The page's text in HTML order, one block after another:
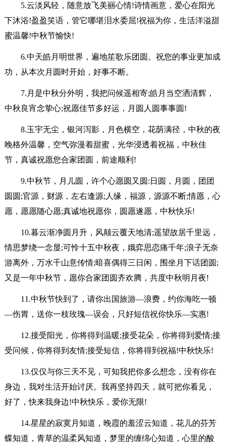
5.云淡风轻，随意放飞美丽心情!诗情画意，爱心在阳光
下沐浴!盈盈笑语，管它哪堪泪水委屈!祝福为你，生活洋溢甜
蜜温馨!中秋节愉快!
6.中天皓月明世界，遍地笙歌乐团圆。祝您的事业更加成
功，从本次月圆时开始，好事不断。
7.月是中秋分外明，我把问候遥相寄;皓月当空洒清辉，
中秋良宵念挚心;祝愿佳节多好运，月圆人圆事事圆!
8.玉宇无尘，银河泻影，月色横空，花荫满径，中秋的夜
晚格外温馨，空气弥漫着甜蜜，光华浸透着祝福，中秋佳
节，真诚祝愿您合家团圆，前途顺利!
9.中秋节，月儿圆，许个心愿圆又圆:日圆，月圆，团团
圆圆;官源，财源，左右逢源;人缘，福源，源源不断;情愿，心
愿，愿愿随心愿;真诚地祝愿你，圆愿遂愿，中秋快乐!
10.暮云渐净圆月升，风颠云覆天地清;遥望故居千里远，
情思梦绕一念显;可怜十五中秋夜，娥弈思恋痛千年;浪子无奈
游离外，万水千山意传情;暗喜偶得三日闲，围坐月下话团圆;
又是一年中秋节，愿你合家团圆齐欢腾，共度中秋明月夜!
11.中秋节快到了，请你出国旅游—浪费，约你海吃一顿
—伤胃，送你一枝玫瑰—误会，只好短信祝你快乐—实惠!
12.接受阳光，你将得到温暖;接受花朵，你将得到爱情;接
受问候，你将得到友情;接受短信，你将得到祝福!中秋快乐!
13.仅仅与你三天不见，可知我把你多么想念，没有你在
身边，我对生活开始讨厌。我再坚持四天，就可把你看见，
好了，快来我身边!中秋快乐，爱你无限!
14.星星的寂寞月知道，晚霞的羞涩云知道，花儿的芬芳
蝶知道，青草的温柔风知道，梦里的缠绵心知道，心里的酸